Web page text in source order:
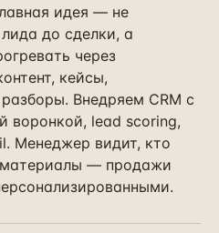
идея — не
до сделки, а
через
кейсы,
Внедряем CRM с
воронкой, lead scoring,
Менеджер видит, кто
материалы — продажи